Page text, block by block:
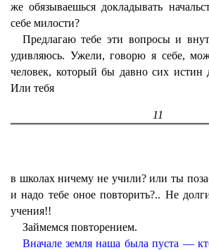
же обязываешься докладывать
себе милости?
Предлагаю тебе эти вопросы и
удивляюсь. Ужели, говорю я себе,
человек, который бы давно сих истин
Или тебя
11
в школах ничему не учили? или ты
и надо тебе оное повторить?.. Не
учения!!
Займемся повторением.
Вначале земля наша была пуста —